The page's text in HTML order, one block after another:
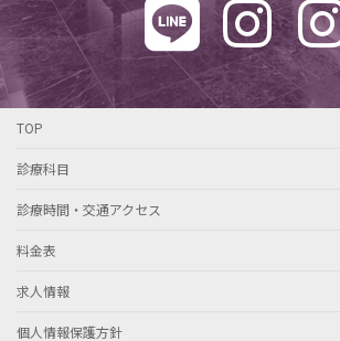
TOP
診療科目
診療時間・交通アクセス
料金表
求人情報
個人情報保護方針